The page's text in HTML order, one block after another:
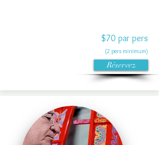
$70 par pers
(2 pers minimum)
Réservez